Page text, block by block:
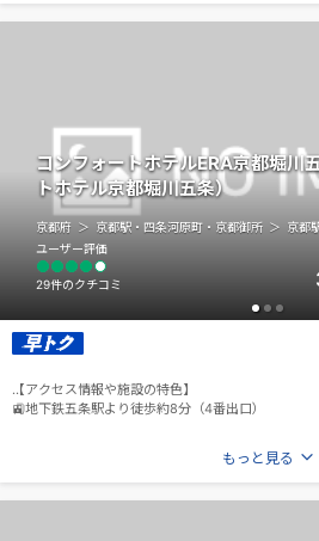
コンフォートホテルERA京都堀川
トホテル京都堀川五条）
京都府 京都駅・四条河原町・京都御所 京都
【アクセス情報や施設の特色】
🚉地下鉄五条駅より徒歩約8分（4番出口）
ユーザー評価
29件のクチコミ
もっと見る